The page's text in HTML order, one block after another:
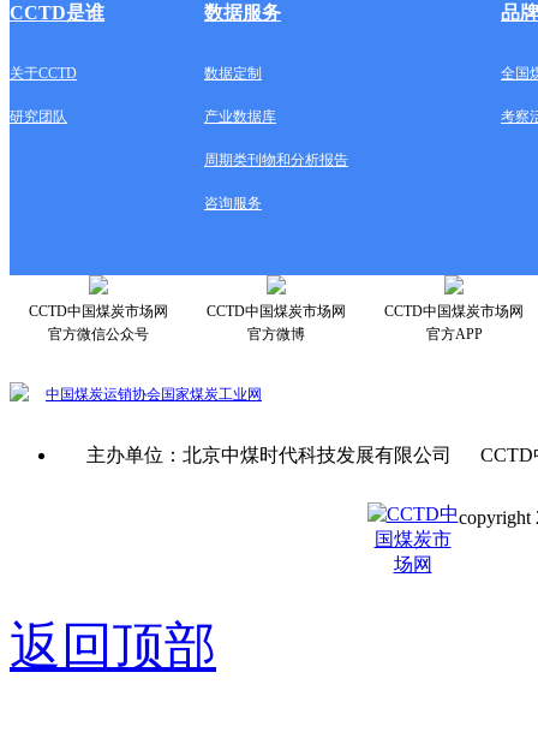
CCTD是谁 数据服务 品
关于CCTD 数据定制 全国
研究团队 产业数据库 考察
周期类刊物和分析报告
咨询服务
CCTD中国煤炭市场网
官方微信公众号
CCTD中国煤炭市场网
官方微博
CCTD中国煤炭市场网
官方APP
中国煤炭运销协会国家煤炭工业网
主办单位：北京中煤时代科技发展有限公司
copyright
返回顶部